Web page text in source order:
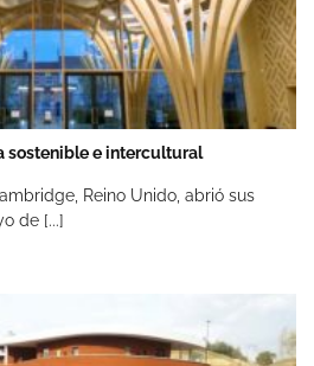
sostenible e intercultural
Reino Unido, abrió sus
de [...]